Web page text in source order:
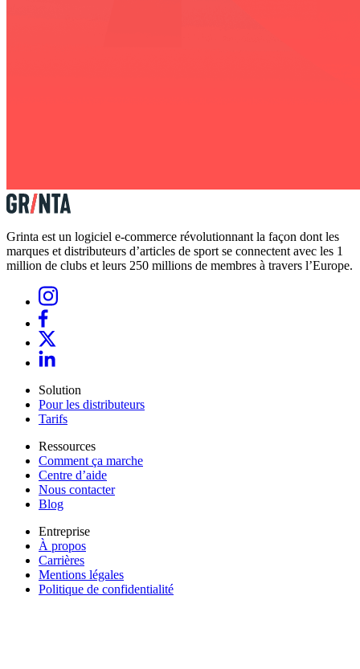
Grinta est un logiciel e-commerce révolutionnant la façon dont les
marques et distributeurs d’articles de sport se connectent avec les 1
million de clubs et leurs 250 millions de membres à travers l’Europe.
Solution
Pour les distributeurs
Tarifs
Ressources
Comment ça marche
Centre d’aide
Nous contacter
Blog
Entreprise
À propos
Carrières
Mentions légales
Politique de confidentialité